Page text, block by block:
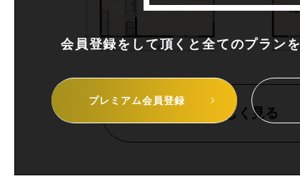
詳しく見る
会員登録をして頂くと全てのプランを
プレミアム会員登録